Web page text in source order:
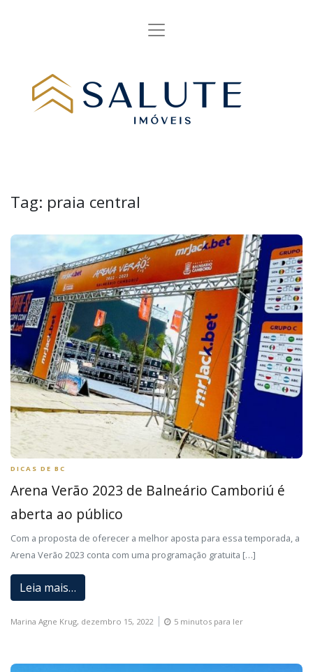
Tag: praia central
DICAS DE BC
Arena Verão 2023 de Balneário Camboriú é
aberta ao público
Com a proposta de oferecer a melhor aposta para essa temporada, a
Arena Verão 2023 conta com uma programação gratuita […]
Leia mais…
Marina Agne Krug, dezembro 15, 2022 5 minutos para ler